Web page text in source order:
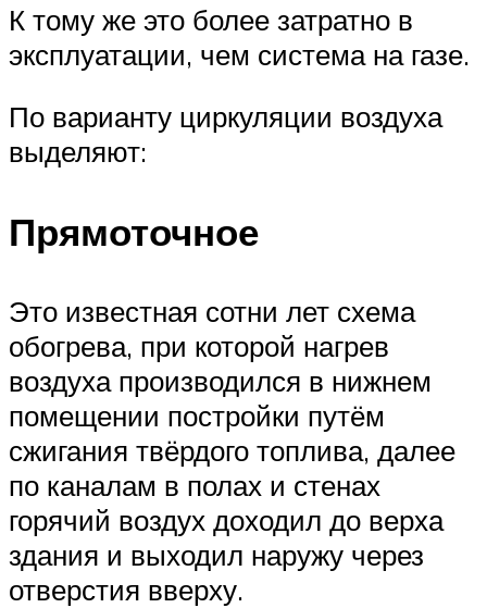
К тому же это более затратно в
эксплуатации, чем система на газе.
По варианту циркуляции воздуха
выделяют:
Прямоточное
Это известная сотни лет схема
обогрева, при которой нагрев
воздуха производился в нижнем
помещении постройки путём
сжигания твёрдого топлива, далее
по каналам в полах и стенах
горячий воздух доходил до верха
здания и выходил наружу через
отверстия вверху.